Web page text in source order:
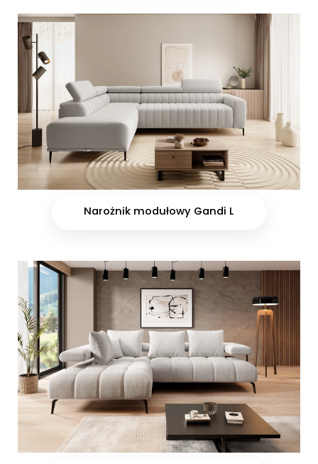
Narożnik modułowy Gandi L